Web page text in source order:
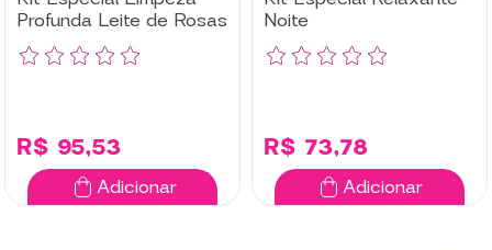
Profunda Leite de Rosas
R$ 95,53
Adicionar
Noite
R$ 73,78
Adicionar